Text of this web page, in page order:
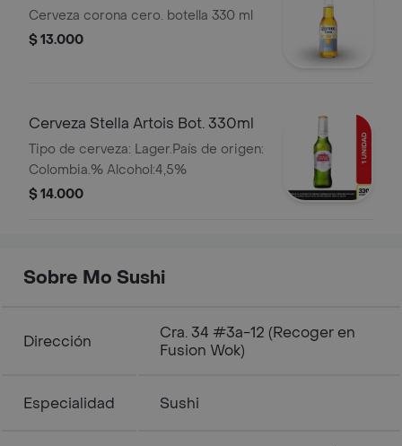
Cerveza corona cero. botella 330 ml
$ 13.000
Cerveza Stella Artois Bot. 330ml
Tipo de cerveza: Lager.País de origen:
Colombia.% Alcohol:4,5%
$ 14.000
Sobre Mo Sushi
Dirección
Cra. 34 #3a-12 (Recoger en
Fusion Wok)
Especialidad Sushi